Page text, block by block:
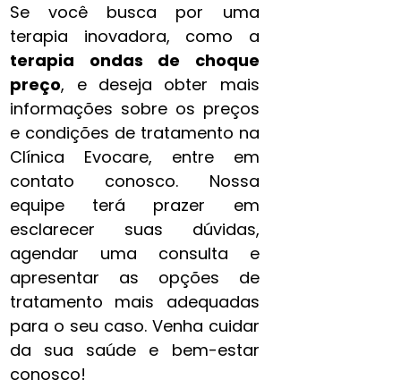
Se você busca por uma
terapia inovadora, como a
terapia ondas de choque
preço, e deseja obter mais
informações sobre os preços
e condições de tratamento na
Clínica Evocare, entre em
contato conosco. Nossa
equipe terá prazer em
esclarecer suas dúvidas,
agendar uma consulta e
apresentar as opções de
tratamento mais adequadas
para o seu caso. Venha cuidar
da sua saúde e bem-estar
conosco!